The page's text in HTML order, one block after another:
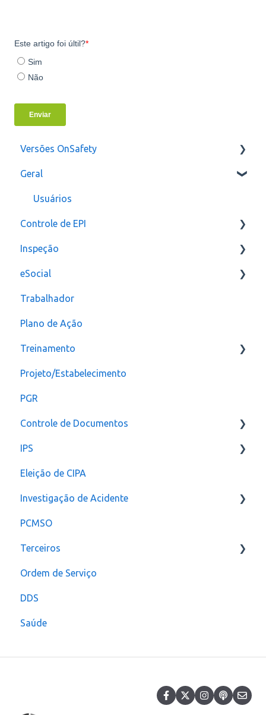
Versões OnSafety
Última Versão
Versões anteriores
Geral
Usuários
Controle de EPI
Configurações
assinatura
Inspeção
Relatórios e Indicadores
Inspeção Visual
Plano de ação
Checklist
eSocial
Erros
Criação
CAT
Trabalhador
Plano de Ação
Treinamento
Configuração
Projeto/Estabelecimento
PGR
Controle de Documentos
Notificação
IPS
Configurações
Eleição de CIPA
Investigação de Acidente
Configuração
PCMSO
Terceiros
Usuário
Ordem de Serviço
DDS
Saúde